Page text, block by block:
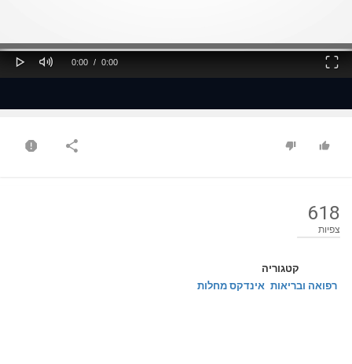
Play Mute
Current
0:00 /
Duration
0:00
Fullscreen
618
צפיות
קטגוריה
רפואה ובריאות אינדקס מחלות